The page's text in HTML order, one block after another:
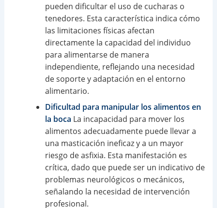
pueden dificultar el uso de cucharas o
tenedores. Esta característica indica cómo
las limitaciones físicas afectan
directamente la capacidad del individuo
para alimentarse de manera
independiente, reflejando una necesidad
de soporte y adaptación en el entorno
alimentario.
Dificultad para manipular los alimentos en
la boca La incapacidad para mover los
alimentos adecuadamente puede llevar a
una masticación ineficaz y a un mayor
riesgo de asfixia. Esta manifestación es
crítica, dado que puede ser un indicativo de
problemas neurológicos o mecánicos,
señalando la necesidad de intervención
profesional.